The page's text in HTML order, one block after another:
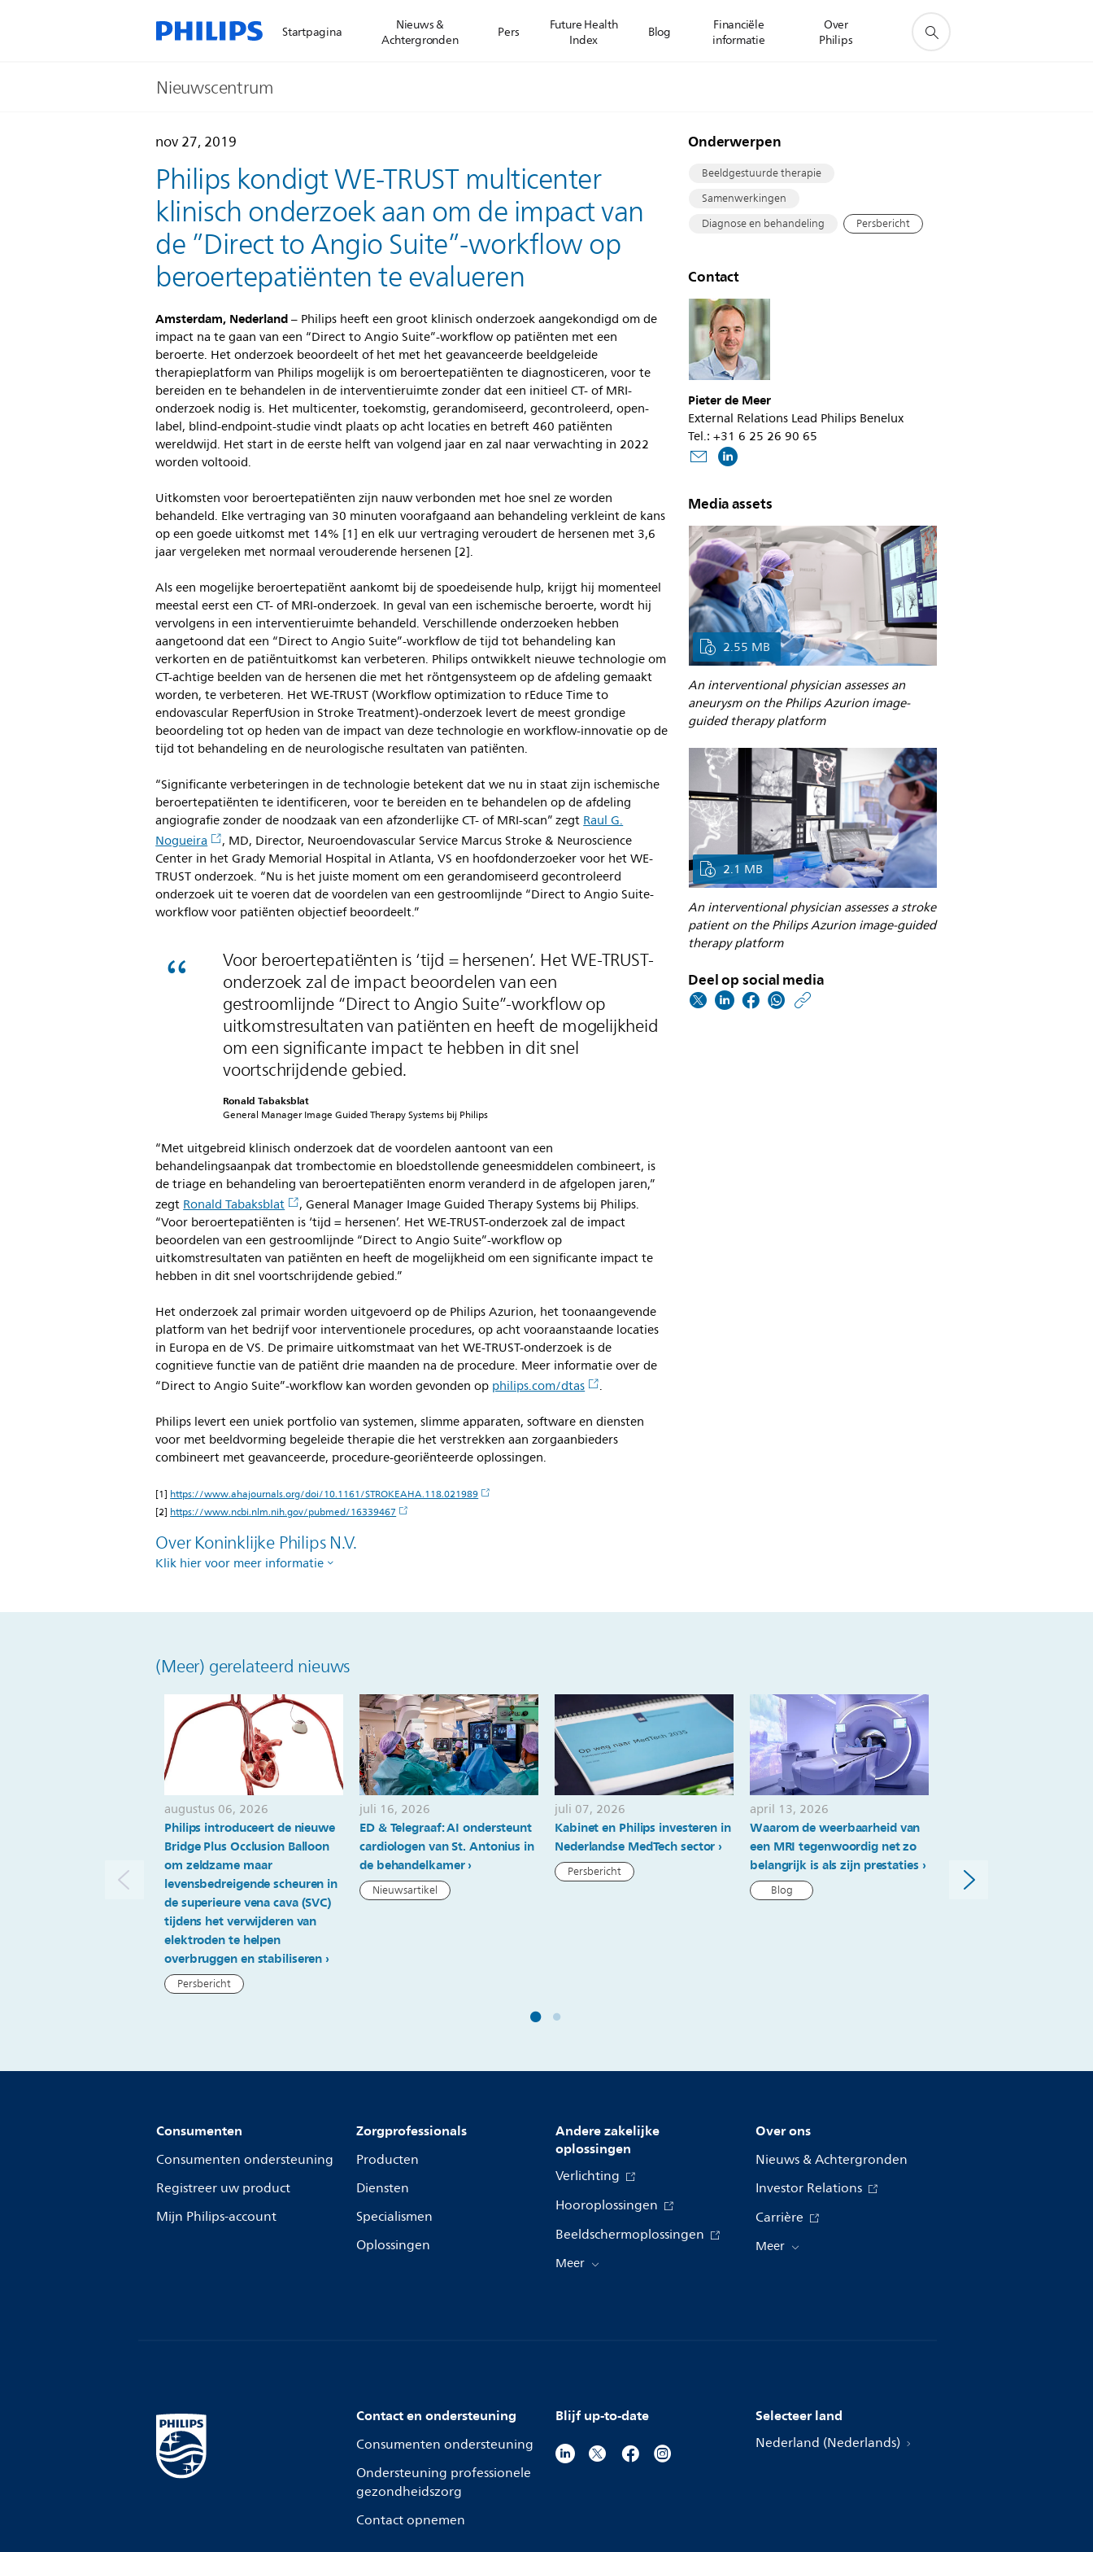
Startpagina
Nieuws &
Achtergronden
Pers
Future Health
Index
Blog
Financiële
informatie
Over
Philips
Nieuwscentrum
nov 27, 2019
Philips kondigt WE-TRUST multicenter
klinisch onderzoek aan om de impact van
de ”Direct to Angio Suite”-workflow op
beroertepatiënten te evalueren
Amsterdam, Nederland– Philips heeft een groot klinisch onderzoek aangekondigd om de
impact na te gaan van een “Direct to Angio Suite”-workflow op patiënten met een
beroerte. Het onderzoek beoordeelt of het met het geavanceerde beeldgeleide
therapieplatform van Philips mogelijk is om beroertepatiënten te diagnosticeren, voor te
bereiden en te behandelen in de interventieruimte zonder dat een initieel CT- of MRI-
onderzoek nodig is. Het multicenter, toekomstig, gerandomiseerd, gecontroleerd, open-
label, blind-endpoint-studie vindt plaats op acht locaties en betreft 460 patiënten
wereldwijd. Het start in de eerste helft van volgend jaar en zal naar verwachting in 2022
worden voltooid.
Uitkomsten voor beroertepatiënten zijn nauw verbonden met hoe snel ze worden
behandeld. Elke vertraging van 30 minuten voorafgaand aan behandeling verkleint de kans
op een goede uitkomst met 14% [1] en elk uur vertraging veroudert de hersenen met 3,6
jaar vergeleken met normaal verouderende hersenen [2].
Als een mogelijke beroertepatiënt aankomt bij de spoedeisende hulp, krijgt hij momenteel
meestal eerst een CT- of MRI-onderzoek. In geval van een ischemische beroerte, wordt hij
vervolgens in een interventieruimte behandeld. Verschillende onderzoeken hebben
aangetoond dat een “Direct to Angio Suite”-workflow de tijd tot behandeling kan
verkorten en de patiëntuitkomst kan verbeteren. Philips ontwikkelt nieuwe technologie om
CT-achtige beelden van de hersenen die met het röntgensysteem op de afdeling gemaakt
worden, te verbeteren. Het WE-TRUST (Workflow optimization to rEduce Time to
endovascular ReperfUsion in Stroke Treatment)-onderzoek levert de meest grondige
beoordeling tot op heden van de impact van deze technologie en workflow-innovatie op de
tijd tot behandeling en de neurologische resultaten van patiënten.
“Significante verbeteringen in de technologie betekent dat we nu in staat zijn ischemische
beroertepatiënten te identificeren, voor te bereiden en te behandelen op de afdeling
angiografie zonder de noodzaak van een afzonderlijke CT- of MRI-scan” zegtRaul G.
Nogueira
, MD, Director, Neuroendovascular Service Marcus Stroke & Neuroscience
Center in het Grady Memorial Hospital in Atlanta, VS en hoofdonderzoeker voor het WE-
TRUST onderzoek. “Nu is het juiste moment om een gerandomiseerd gecontroleerd
onderzoek uit te voeren dat de voordelen van een gestroomlijnde “Direct to Angio Suite-
workflow voor patiënten objectief beoordeelt.”
Voor beroertepatiënten is ‘tijd = hersenen’. Het WE-TRUST-
onderzoek zal de impact beoordelen van een
gestroomlijnde “Direct to Angio Suite”-workflow op
uitkomstresultaten van patiënten en heeft de mogelijkheid
om een significante impact te hebben in dit snel
voortschrijdende gebied.
Ronald Tabaksblat
General Manager Image Guided Therapy Systems bij Philips
“Met uitgebreid klinisch onderzoek dat de voordelen aantoont van een
behandelingsaanpak dat trombectomie en bloedstollende geneesmiddelen combineert, is
de triage en behandeling van beroertepatiënten enorm veranderd in de afgelopen jaren,”
zegtRonald Tabaksblat
, General Manager Image Guided Therapy Systems bij Philips.
“Voor beroertepatiënten is ‘tijd = hersenen’. Het WE-TRUST-onderzoek zal de impact
beoordelen van een gestroomlijnde “Direct to Angio Suite”-workflow op
uitkomstresultaten van patiënten en heeft de mogelijkheid om een significante impact te
hebben in dit snel voortschrijdende gebied.”
Het onderzoek zal primair worden uitgevoerd op de Philips Azurion, het toonaangevende
platform van het bedrijf voor interventionele procedures, op acht vooraanstaande locaties
in Europa en de VS. De primaire uitkomstmaat van het WE-TRUST-onderzoek is de
cognitieve functie van de patiënt drie maanden na de procedure. Meer informatie over de
“Direct to Angio Suite”-workflow kan worden gevonden op philips.com/dtas
.
Philips levert een uniek portfolio van systemen, slimme apparaten, software en diensten
voor met beeldvorming begeleide therapie die het verstrekken aan zorgaanbieders
combineert met geavanceerde, procedure-georiënteerde oplossingen.
[1]https://www.ahajournals.org/doi/10.1161/STROKEAHA.118.021989
[2]https://www.ncbi.nlm.nih.gov/pubmed/16339467
Over Koninklijke Philips N.V.
Klik hier voor meer informatie
Onderwerpen
Beeldgestuurde therapie
Samenwerkingen
Diagnose en behandeling
Persbericht
Contact
Pieter de Meer
External Relations Lead Philips Benelux
Tel.: +31 6 25 26 90 65
Media assets
2.55 MB
An interventional physician assesses an
aneurysm on the Philips Azurion image-
guided therapy platform
2.1 MB
An interventional physician assesses a stroke
patient on the Philips Azurion image-guided
therapy platform
Deel op social media
(Meer) gerelateerd nieuws
augustus 06, 2026
Philips introduceert de nieuwe
Bridge Plus Occlusion Balloon
om zeldzame maar
levensbedreigende scheuren in
de superieure vena cava (SVC)
tijdens het verwijderen van
elektroden te helpen
overbruggen en stabiliseren
Persbericht
juli 16, 2026
ED & Telegraaf: AI ondersteunt
cardiologen van St. Antonius in
de behandelkamer
Nieuwsartikel
juli 07, 2026
Kabinet en Philips investeren in
Nederlandse MedTech sector
Persbericht
april 13, 2026
Waarom de weerbaarheid van
een MRI tegenwoordig net zo
belangrijk is als zijn prestaties
Blog
vereenvoudigen en
te verbeteren
Consumenten
Consumenten ondersteuning
Registreer uw product
Mijn Philips-account
Zorgprofessionals
Producten
Diensten
Specialismen
Oplossingen
Andere zakelijke
oplossingen
Verlichting
Hooroplossingen
Beeldschermoplossingen
Meer
Over ons
Nieuws & Achtergronden
Investor Relations
Carrière
Meer
Contact en ondersteuning
Consumenten ondersteuning
Ondersteuning professionele
gezondheidszorg
Contact opnemen
Blijf up-to-date Selecteer land
Nederland (Nederlands)